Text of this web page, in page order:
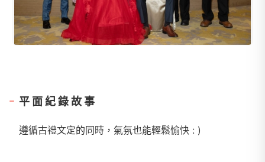
平面紀錄故事
遵循古禮文定的同時，氣氛也能輕鬆愉快 : )